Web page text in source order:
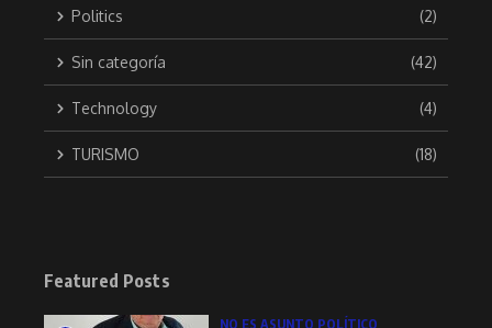
Politics (2)
Sin categoría (42)
Technology (4)
TURISMO (18)
Featured Posts
NO ES ASUNTO POLÍTICO